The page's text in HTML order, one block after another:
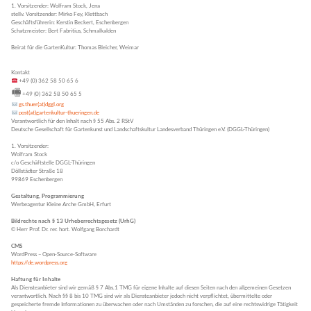
1. Vorsitzender: Wolfram Stock, Jena
stellv. Vorsitzender: Mirko Fey, Klettbach
Geschäftsführerin: Kerstin Beckert, Eschenbergen
Schatzmeister: Bert Fabritius, Schmalkalden
Beirat für die GartenKultur: Thomas Bleicher, Weimar
Kontakt
+49 (0) 362 58 50 65 6
🖷 +49 (0) 362 58 50 65 5
gs.thuer(at)dggl.org
post(at)gartenkultur-thueringen.de
Verantwortlich für den Inhalt nach § 55 Abs. 2 RStV
Deutsche Gesellschaft für Gartenkunst und Landschaftskultur Landesverband Thüringen e.V. (DGGL-Thüringen)
1. Vorsitzender:
Wolfram Stock
c/o Geschäftstelle DGGL-Thüringen
Döllstädter Straße 18
99869 Eschenbergen
Gestaltung, Programmierung
Werbeagentur Kleine Arche GmbH, Erfurt
Bildrechte nach § 13 Urheberrechtsgesetz (UrhG)
© Herr Prof. Dr. rer. hort. Wolfgang Borchardt
CMS
WordPress – Open-Source-Software
https://de.wordpress.org
Haftung für Inhalte
Als Diensteanbieter sind wir gemäß § 7 Abs.1 TMG für eigene Inhalte auf diesen Seiten nach den allgemeinen Gesetzen
verantwortlich. Nach §§ 8 bis 10 TMG sind wir als Diensteanbieter jedoch nicht verpflichtet, übermittelte oder
gespeicherte fremde Informationen zu überwachen oder nach Umständen zu forschen, die auf eine rechtswidrige Tätigkeit